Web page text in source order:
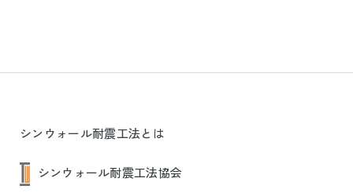
シンウォール耐震工法とは
シンウォール耐震工法協会